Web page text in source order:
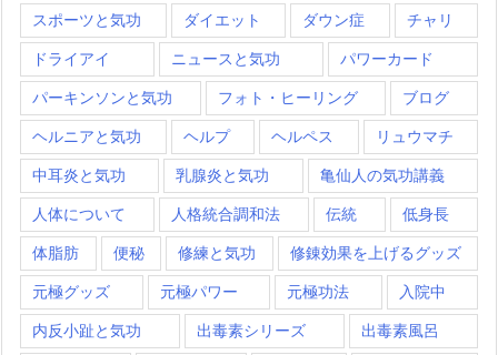
スポーツと気功 ダイエット ダウン症 チャリ
ドライアイ ニュースと気功 パワーカード
パーキンソンと気功 フォト・ヒーリング ブログ
ヘルニアと気功 ヘルプ ヘルペス リュウマチ
中耳炎と気功 乳腺炎と気功 亀仙人の気功講義
人体について 人格統合調和法 伝統 低身長
体脂肪 便秘 修練と気功 修錬効果を上げるグッズ
元極グッズ 元極パワー 元極功法 入院中
内反小趾と気功 出毒素シリーズ 出毒素風呂